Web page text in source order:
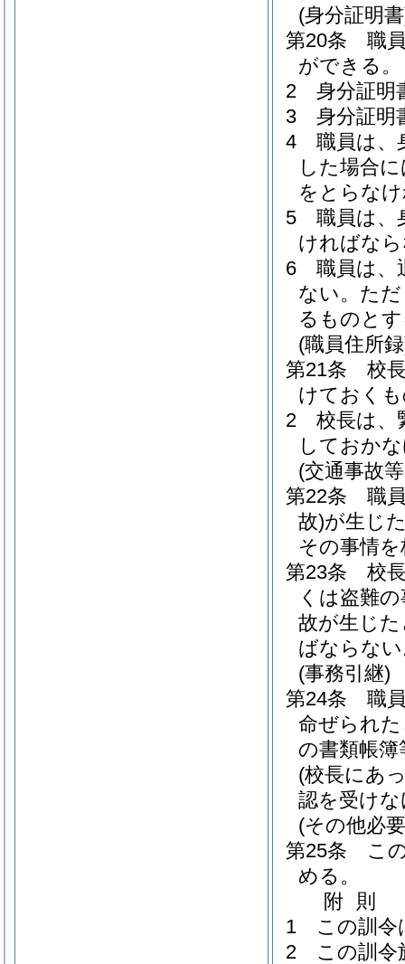
(身分証明
第20条
職
ができる。
2
身分証明
3
身分証明
4
職員は、
した場合
をとらな
5
職員は、
ければな
6
職員は、
ない。 た
るものと
(職員住所
第21条
校
けておく
2
校長は、
しておか
(交通事故
第22条
職
故)が生じ
その事情
第23条
校
くは盗難
故が生じ
ばならな
(事務引継)
第24条
職
命ぜられ
の書類帳
(校長にあ
認を受け
(その他必
第25条
こ
める。
附 則
1
この訓令
2
この訓令